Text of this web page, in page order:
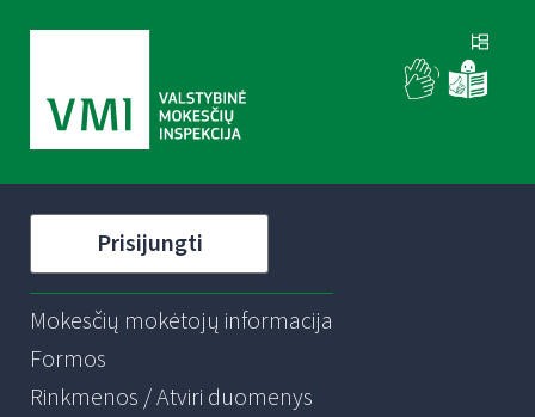
Prisijungti
Mokesčių mokėtojų informacija
Formos
Rinkmenos / Atviri duomenys